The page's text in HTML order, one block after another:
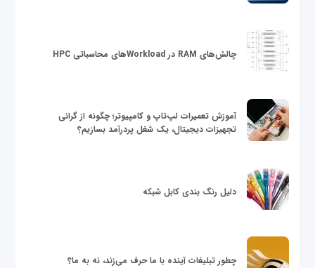
چالش‌های RAM در Workloadهای محاسباتی HPC
آموزش تعمیرات لپ‌تاپ و کامپیوتر؛ چگونه از گرانی
تجهیزات دیجیتال، یک شغل پردرآمد بسازیم؟
دلیل رنگ بندی کابل شبکه
چطور تبلیغات آینده با ما حرف می‌زند، نه به ما؟